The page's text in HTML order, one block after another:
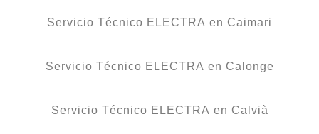
Servicio Técnico ELECTRA en Caimari
Servicio Técnico ELECTRA en Calonge
Servicio Técnico ELECTRA en Calvià